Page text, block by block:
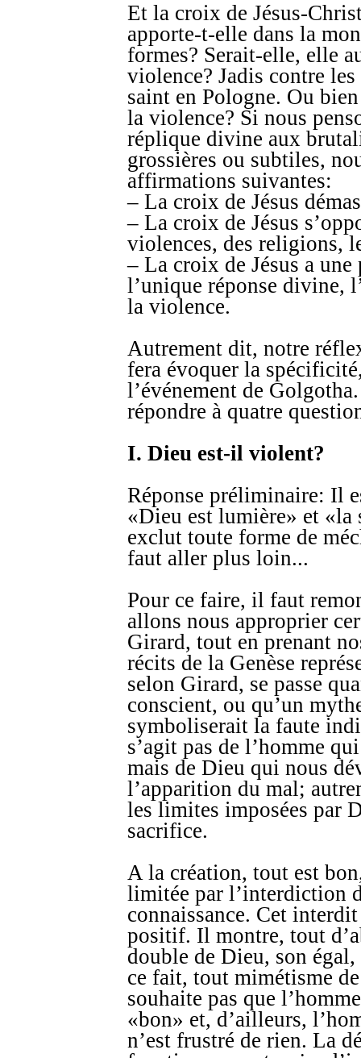
Et la croix de Jésus-
apporte-t-elle dans la
formes? Serait-elle, elle
violence? Jadis contre
saint en Pologne. Ou
la violence? Si nous
réplique divine aux
grossières ou subtiles,
affirmations suivantes:
– La croix de Jésus
– La croix de Jésus
violences, des religions,
– La croix de Jésus a
l’unique réponse divine,
la violence.
Autrement dit, notre
fera évoquer la
l’événement de
répondre à quatre
I. Dieu est-il violent?
Réponse préliminaire: Il
«Dieu est lumière» et «la
exclut toute forme de
faut aller plus loin...
Pour ce faire, il faut
allons nous approprier
Girard, tout en prenant
récits de la Genèse
selon Girard, se passe
conscient, ou qu’un
symboliserait la faute
s’agit pas de l’homme
mais de Dieu qui nous
l’apparition du mal;
les limites imposées par
sacrifice.
A la création, tout est
limitée par l’interdiction
connaissance. Cet
positif. Il montre, tout
double de Dieu, son
ce fait, tout mimétisme
souhaite pas que
«bon» et, d’ailleurs,
n’est frustré de rien. La